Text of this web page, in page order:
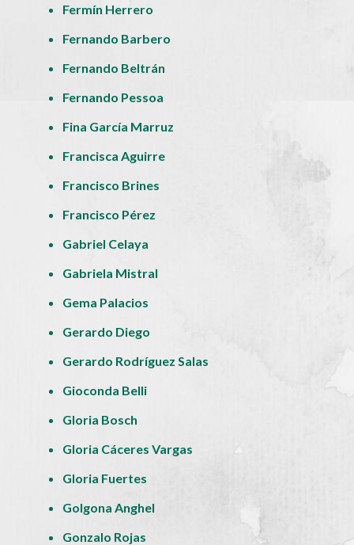
Fermín Herrero
Fernando Barbero
Fernando Beltrán
Fernando Pessoa
Fina García Marruz
Francisca Aguirre
Francisco Brines
Francisco Pérez
Gabriel Celaya
Gabriela Mistral
Gema Palacios
Gerardo Diego
Gerardo Rodríguez Salas
Gioconda Belli
Gloria Bosch
Gloria Cáceres Vargas
Gloria Fuertes
Golgona Anghel
Gonzalo Rojas